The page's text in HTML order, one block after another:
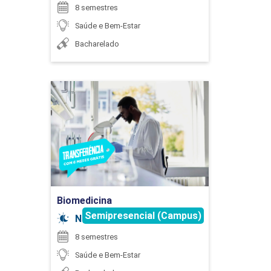
AVALIAÇÃO AUDIOLÓGICA I
60
AVALIAÇÃO AUDIOLÓGICA II
45
BIOFÍSICA
MARIA THERESA CERAVOLO LAGUNA
SILVIA DENISE DOS SANTOS BISINOTTO
TANIA MARA SARRAFF SOUZA
8 semestres
Saúde e Bem-Estar
Bacharelado
Biomedicina
Noturno
Semipresencial (Campus)
8 semestres
Saúde e Bem-Estar
Biomedicina
Detalhes do curso
Ir para Inscrição